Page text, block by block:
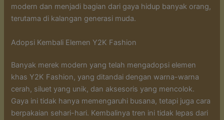
modern dan menjadi bagian dari gaya hidup banyak orang,
terutama di kalangan generasi muda.
Adopsi Kembali Elemen Y2K Fashion
Banyak merek modern yang telah mengadopsi elemen
khas Y2K Fashion, yang ditandai dengan warna-warna
cerah, siluet yang unik, dan aksesoris yang mencolok.
Gaya ini tidak hanya memengaruhi busana, tetapi juga cara
berpakaian sehari-hari. Kembalinya tren ini tidak lepas dari